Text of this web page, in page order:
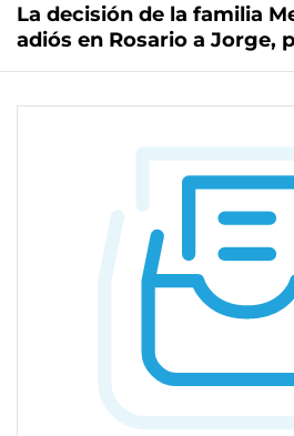
La decisión de la familia
adiós en Rosario a Jorge,